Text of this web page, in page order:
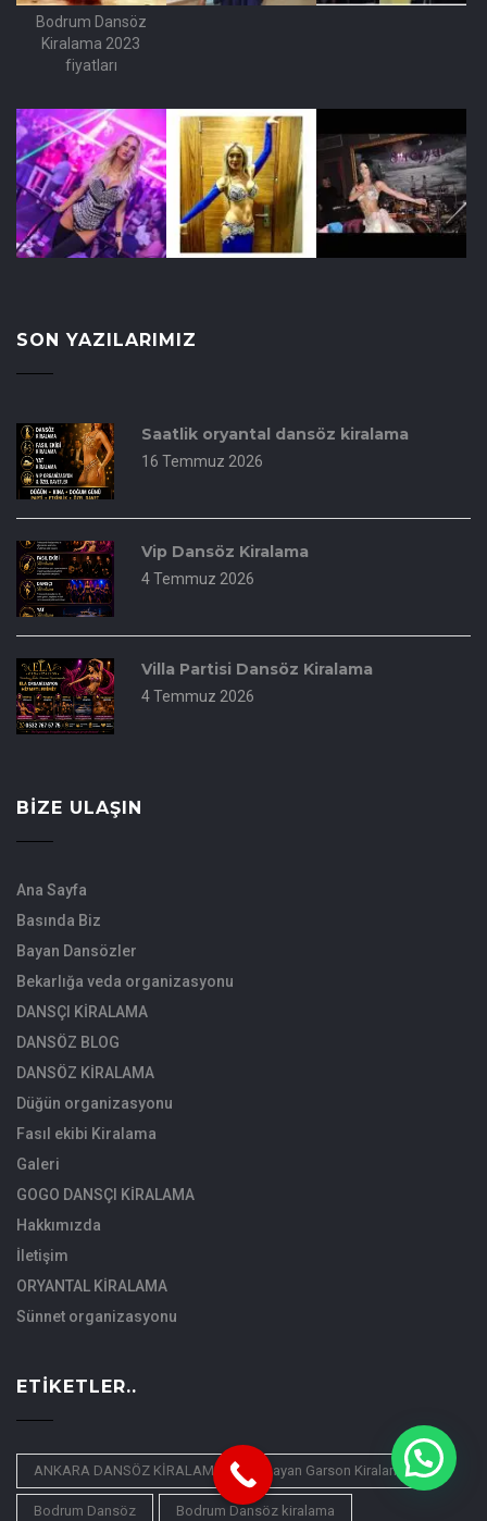
Bodrum Dansöz
Kiralama 2023
fiyatları
SON YAZILARIMIZ
Saatlik oryantal dansöz kiralama
16 Temmuz 2026
Vip Dansöz Kiralama
4 Temmuz 2026
Villa Partisi Dansöz Kiralama
4 Temmuz 2026
BIZE ULAŞIN
Ana Sayfa
Basında Biz
Bayan Dansözler
Bekarlığa veda organizasyonu
DANSÇI KİRALAMA
DANSÖZ BLOG
DANSÖZ KİRALAMA
Düğün organizasyonu
Fasıl ekibi Kiralama
Galeri
GOGO DANSÇI KİRALAMA
Hakkımızda
İletişim
ORYANTAL KİRALAMA
Sünnet organizasyonu
ETIKETLER..
ANKARA DANSÖZ KİRALAMA Bayan Garson Kiralama
Bodrum Dansöz Bodrum Dansöz kiralama